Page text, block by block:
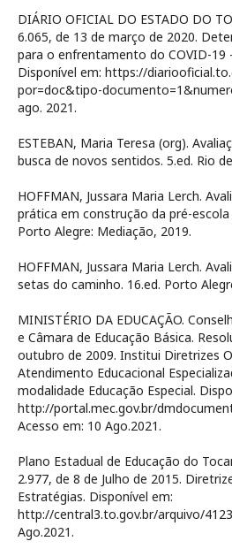
DIÁRIO OFICIAL DO ESTADO DO
6.065, de 13 de março de 2020.
para o enfrentamento do COVID-19
Disponível em: https://
por=doc&tipo-
ago. 2021.
ESTEBAN, Maria Teresa (org).
busca de novos sentidos. 5.ed. Rio
HOFFMAN, Jussara Maria Lerch.
prática em construção da pré-escola
Porto Alegre: Mediação, 2019.
HOFFMAN, Jussara Maria Lerch.
setas do caminho. 16.ed. Porto
MINISTÉRIO DA EDUCAÇÃO.
e Câmara de Educação Básica.
outubro de 2009. Institui Diretrizes
Atendimento Educacional
modalidade Educação Especial.
http://portal.mec.gov.br/
Acesso em: 10 Ago.2021.
Plano Estadual de Educação do
2.977, de 8 de Julho de 2015.
Estratégias. Disponível em:
http://central3.to.gov.br/arquivo/
Ago.2021.